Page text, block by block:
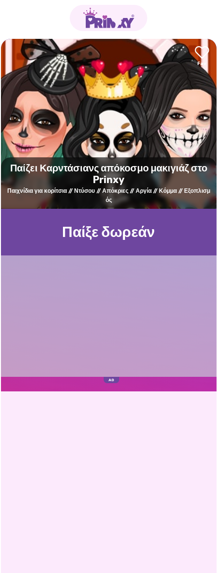
Παίζει Καρντάσιανς απόκοσμο μακιγιάζ στο
Prinxy
Παιχνίδια για κορίτσια Ντύσου Απόκριες Αργία Κόμμα
Εξοπλισμ
ός
Παίξε δωρεάν